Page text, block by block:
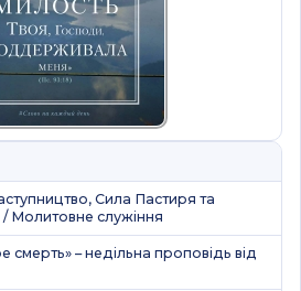
Сила Пастиря та
Молитовне служіння
смерть» – недільна проповідь від